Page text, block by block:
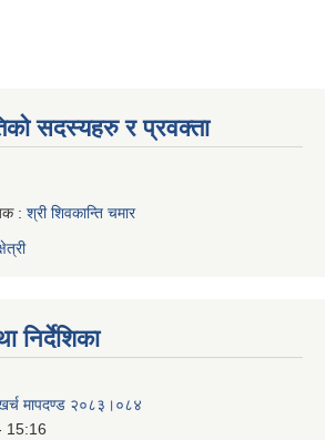
सदस्यहरु र प्रवक्ता
: श्री शिवकान्ति चमार
निर्देशिका
खर्च मापदण्ड २०८३।०८४
15:16